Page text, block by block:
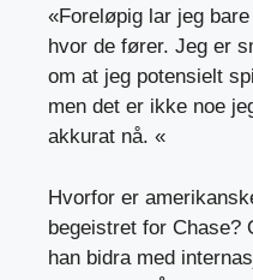
«Foreløpig lar jeg
hvor de fører. Jeg er
om at jeg potensielt
men det er ikke noe
akkurat nå. «
Hvorfor er
begeistret for Chase?
han bidra med